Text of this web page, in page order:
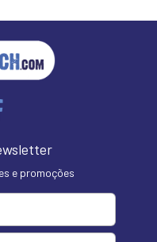
e promoções